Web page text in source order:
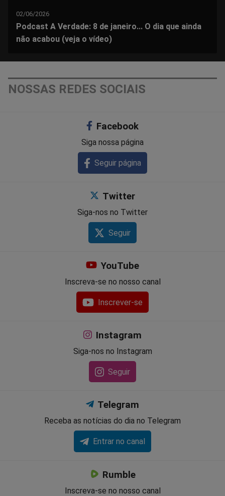
02/06/2026
Podcast A Verdade: 8 de janeiro... O dia que ainda
não acabou (veja o vídeo)
NOSSAS REDES SOCIAIS
Facebook
Siga nossa página
Seguir página
Twitter
Siga-nos no Twitter
Seguir
YouTube
Inscreva-se no nosso canal
Inscrever-se
Instagram
Siga-nos no Instagram
Seguir
Telegram
Receba as notícias do dia no Telegram
Entrar no canal
Rumble
Inscreva-se no nosso canal